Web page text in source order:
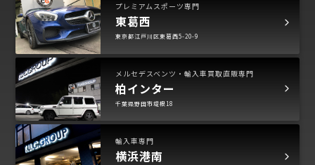
プレミアムスポーツ専門
東葛西
東京都江戸川区東葛西5-20-9
メルセデスベンツ・輸入車買取直販専門
柏インター
千葉県野田市堤根18
輸入車専門
横浜港南